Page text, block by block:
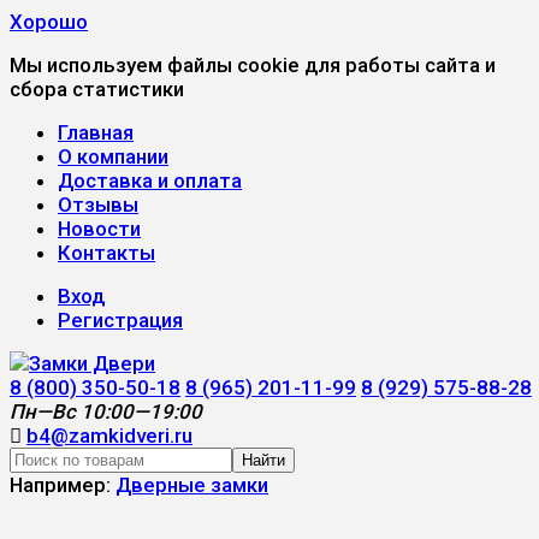
Хорошо
Мы используем файлы cookie для работы сайта и
сбора статистики
Главная
О компании
Доставка и оплата
Отзывы
Новости
Контакты
Вход
Регистрация
8 (800) 350-50-18 8 (965) 201-11-99 8 (929) 575-88-28
Пн—Вс 10:00—19:00
b4@zamkidveri.ru
Найти
Например: Дверные замки